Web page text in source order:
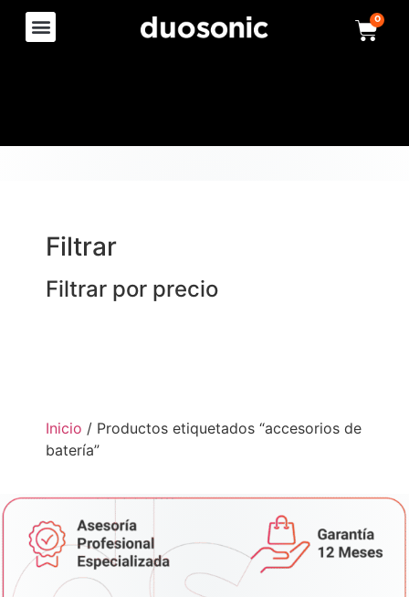
0
Filtrar
Filtrar por precio
Inicio / Productos etiquetados “accesorios de
batería”